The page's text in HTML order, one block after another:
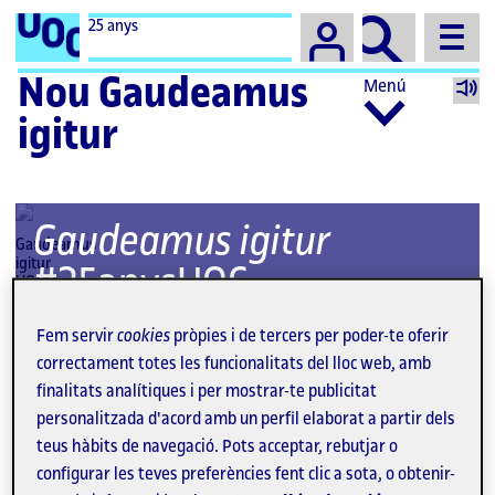
25 anys
Nou Gaudeamus
igitur
Menú
Gaudeamus igitur
#25anysUOC
Fem servircookies pròpies i de tercers per poder-te oferir
correctament totes les funcionalitats del lloc web, amb
finalitats analítiques i per mostrar-te publicitat
personalitzada d'acord amb un perfil elaborat a partir dels
teus hàbits de navegació. Pots acceptar, rebutjar o
configurar les teves preferències fent clic a sota, o obtenir-